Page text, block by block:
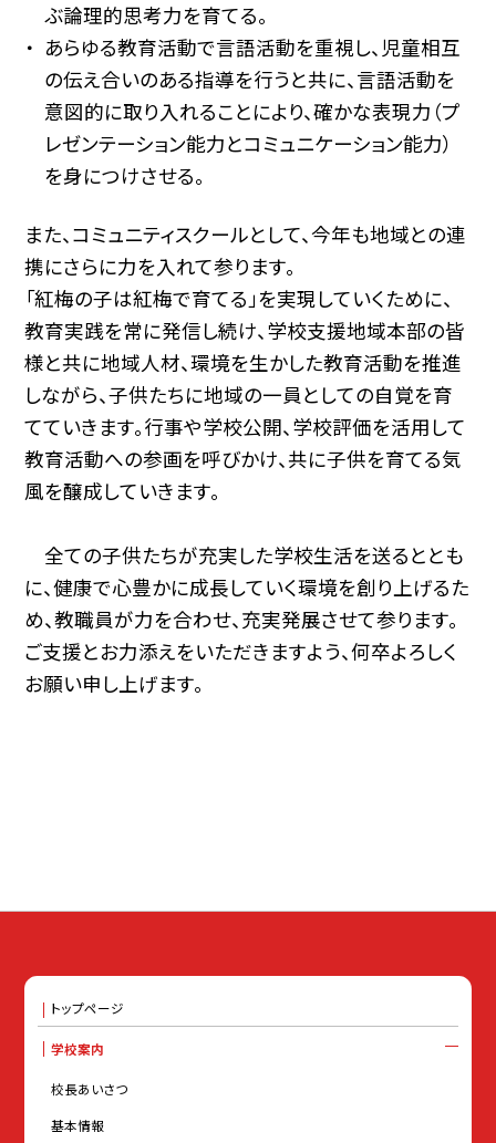
ぶ論理的思考力を育てる。
あらゆる教育活動で言語活動を重視し、児童相互
の伝え合いのある指導を行うと共に、言語活動を
意図的に取り入れることにより、確かな表現力（プ
レゼンテーション能力とコミュニケーション能力）
を身につけさせる。
また、コミュニティスクールとして、今年も地域との連
携にさらに力を入れて参ります。
「紅梅の子は紅梅で育てる」を実現していくために、
教育実践を常に発信し続け、学校支援地域本部の皆
様と共に地域人材、環境を生かした教育活動を推進
しながら、子供たちに地域の一員としての自覚を育
てていきます。行事や学校公開、学校評価を活用して
教育活動への参画を呼びかけ、共に子供を育てる気
風を醸成していきます。
全ての子供たちが充実した学校生活を送るととも
に、健康で心豊かに成長していく環境を創り上げるた
め、教職員が力を合わせ、充実発展させて参ります。
ご支援とお力添えをいただきますよう、何卒よろしく
お願い申し上げます。
トップページ
学校案内
校長あいさつ
基本情報